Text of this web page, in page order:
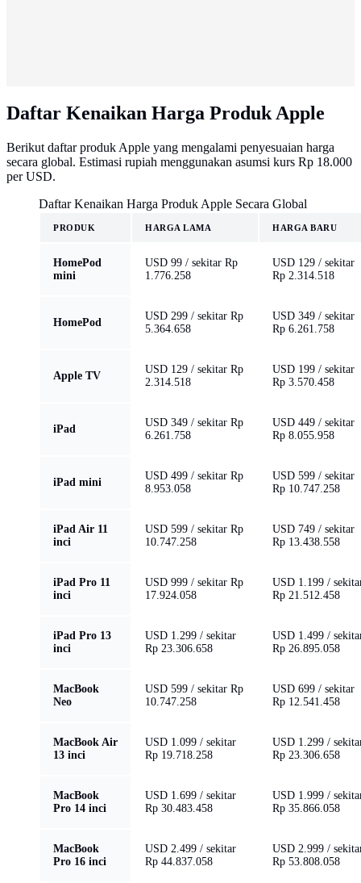
Daftar Kenaikan Harga Produk Apple
Berikut daftar produk Apple yang mengalami penyesuaian harga
secara global. Estimasi rupiah menggunakan asumsi kurs Rp 18.000
per USD.
Daftar Kenaikan Harga Produk Apple Secara Global
PRODUK HARGA LAMA HARGA BARU
HomePod
mini
USD 99 / sekitar Rp
1.776.258
USD 129 / sekitar
Rp 2.314.518
HomePod
USD 299 / sekitar Rp
5.364.658
USD 349 / sekitar
Rp 6.261.758
Apple TV
USD 129 / sekitar Rp
2.314.518
USD 199 / sekitar
Rp 3.570.458
iPad
USD 349 / sekitar Rp
6.261.758
USD 449 / sekitar
Rp 8.055.958
iPad mini
USD 499 / sekitar Rp
8.953.058
USD 599 / sekitar
Rp 10.747.258
iPad Air 11
inci
USD 599 / sekitar Rp
10.747.258
USD 749 / sekitar
Rp 13.438.558
iPad Pro 11
inci
USD 999 / sekitar Rp
17.924.058
USD 1.199 /
Rp 21.512.458
iPad Pro 13
inci
USD 1.299 / sekitar
Rp 23.306.658
USD 1.499 /
Rp 26.895.058
MacBook
Neo
USD 599 / sekitar Rp
10.747.258
USD 699 / sekitar
Rp 12.541.458
MacBook Air
13 inci
USD 1.099 / sekitar
Rp 19.718.258
USD 1.299 /
Rp 23.306.658
MacBook
Pro 14 inci
USD 1.699 / sekitar
Rp 30.483.458
USD 1.999 /
Rp 35.866.058
MacBook
Pro 16 inci
USD 2.499 / sekitar
Rp 44.837.058
USD 2.999 /
Rp 53.808.058